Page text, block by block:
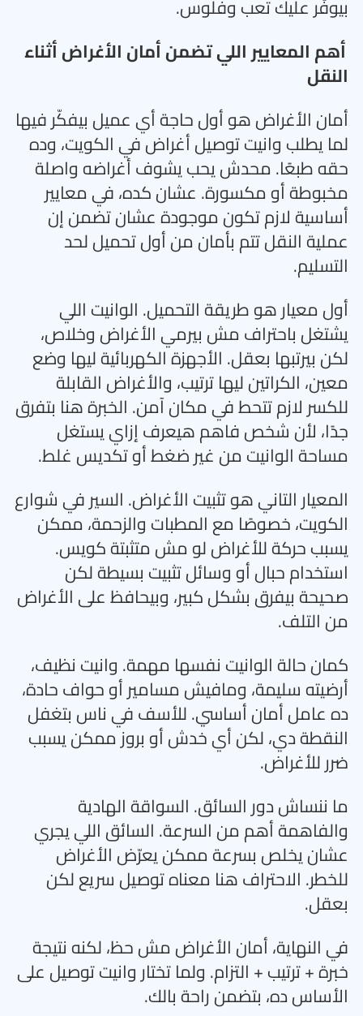
بيوفّر عليك تعب وفلوس.
أهم المعايير اللي تضمن أمان الأغراض أثناء
النقل
أمان الأغراض هو أول حاجة أي عميل بيفكّر فيها
لما يطلب وانيت توصيل أغراض في الكويت، وده
حقه طبعًا. محدش يحب يشوف أغراضه واصلة
مخبوطة أو مكسورة. عشان كده، في معايير
أساسية لازم تكون موجودة عشان تضمن إن
عملية النقل تتم بأمان من أول تحميل لحد
التسليم.
أول معيار هو طريقة التحميل. الوانيت اللي
يشتغل باحتراف مش بيرمي الأغراض وخلاص،
لكن بيرتبها بعقل. الأجهزة الكهربائية ليها وضع
معين، الكراتين ليها ترتيب، والأغراض القابلة
للكسر لازم تتحط في مكان آمن. الخبرة هنا بتفرق
جدًا، لأن شخص فاهم هيعرف إزاي يستغل
مساحة الوانيت من غير ضغط أو تكديس غلط.
المعيار التاني هو تثبيت الأغراض. السير في شوارع
الكويت، خصوصًا مع المطبات والزحمة، ممكن
يسبب حركة للأغراض لو مش متثبتة كويس.
استخدام حبال أو وسائل تثبيت بسيطة لكن
صحيحة بيفرق بشكل كبير، وبيحافظ على الأغراض
من التلف.
كمان حالة الوانيت نفسها مهمة. وانيت نظيف،
أرضيته سليمة، ومافيش مسامير أو حواف حادة،
ده عامل أمان أساسي. للأسف في ناس بتغفل
النقطة دي، لكن أي خدش أو بروز ممكن يسبب
ضرر للأغراض.
ما ننساش دور السائق. السواقة الهادية
والفاهمة أهم من السرعة. السائق اللي يجري
عشان يخلص بسرعة ممكن يعرّض الأغراض
للخطر. الاحتراف هنا معناه توصيل سريع لكن
بعقل.
في النهاية، أمان الأغراض مش حظ، لكنه نتيجة
خبرة + ترتيب + التزام. ولما تختار وانيت توصيل على
الأساس ده، بتضمن راحة بالك.